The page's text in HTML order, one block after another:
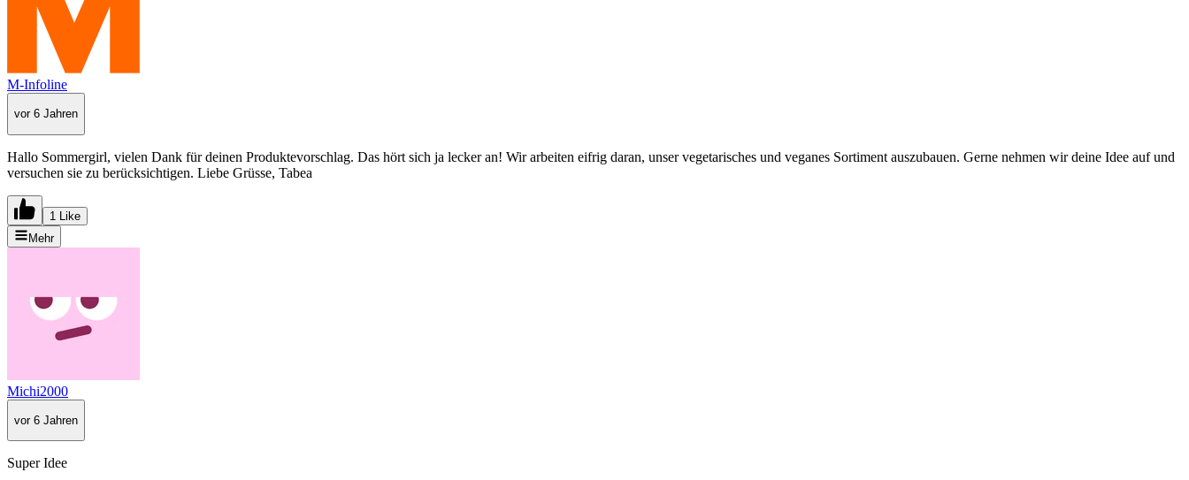
M-Infoline
vor 6 Jahren
Hallo Sommergirl, vielen Dank für deinen Produktevorschlag. Das hört sich ja lecker an! Wir arbeiten eifrig daran, unser vegetarisches und veganes Sortiment auszubauen. Gerne nehmen wir deine Idee auf und
versuchen sie zu berücksichtigen. Liebe Grüsse, Tabea
1 Like
Mehr
Michi2000
vor 6 Jahren
Super Idee